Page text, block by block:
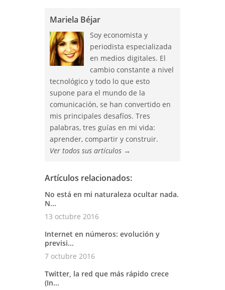
Mariela Béjar
Soy economista y
periodista especializada
en medios digitales. El
cambio constante a nivel
tecnológico y todo lo que esto
supone para el mundo de la
comunicación, se han convertido en
mis principales desafíos. Tres
palabras, tres guías en mi vida:
aprender, compartir y construir.
Ver todos sus artículos →
Artículos relacionados:
No está en mi naturaleza ocultar nada.
N...
13 octubre 2016
Internet en números: evolución y
previsi...
7 octubre 2016
Twitter, la red que más rápido crece
(In...